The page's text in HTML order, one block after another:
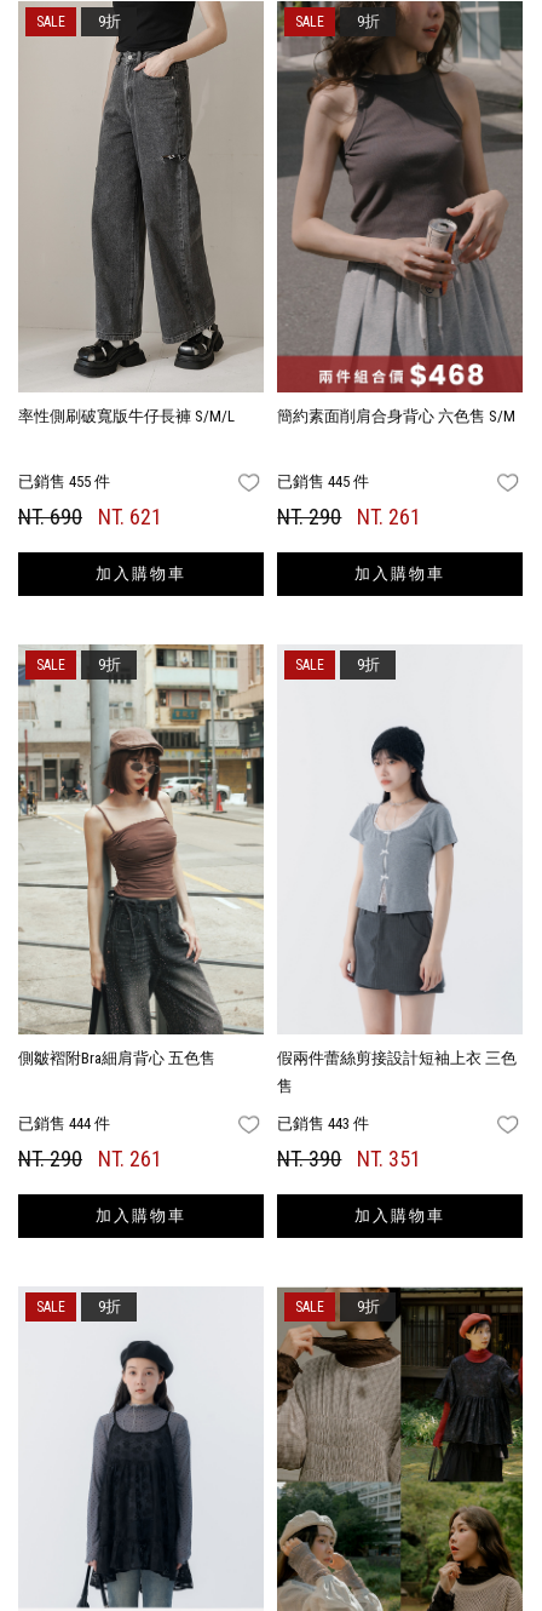
率性側刷破寬版牛仔長褲 S/M/L
已銷售 455 件 FAVORITES
NT. 690 NT. 621
加入購物車
9折
簡約素面削肩合身背心 六色售 S/M
已銷售 445 件
NT. 290 NT. 261
加入購物車
9折
側皺褶附Bra細肩背心 五色售
已銷售 444 件 FAVORITES
NT. 290 NT. 261
加入購物車
9折
假兩件蕾絲剪接設計短袖上衣 三色
售
已銷售 443 件
NT. 390 NT. 351
加入購物車
9折
9折 9折